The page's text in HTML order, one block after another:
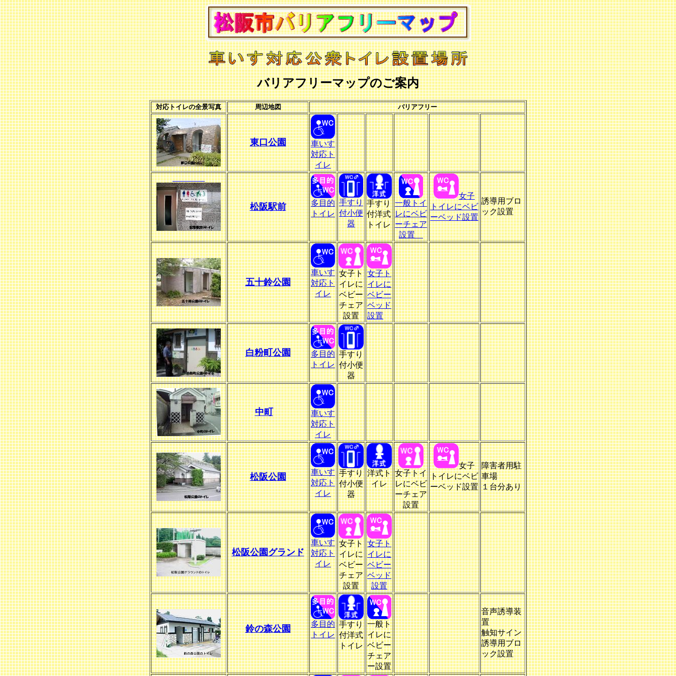
バリアフリーマップのご案内
対応トイレの全景写真 周辺地図 バリアフリー
東口公園
車いす
対応ト
イレ
松阪駅前
多目的
トイレ
手すり
付小便
器
手すり
付洋式
トイレ
一般トイ
レにベビ
ーチェア
設置
女子
トイレにベビ
ーベッド設置
誘導用ブロ
ック設置
五十鈴公園
車いす
対応ト
イレ
女子ト
イレに
ベビー
チェア
設置
女子ト
イレに
ベビー
ベッド
設置
白粉町公園
多目的
トイレ
手すり
付小便
器
中町
車いす
対応ト
イレ
松阪公園
車いす
対応ト
イレ
手すり
付小便
器
洋式ト
イレ
女子トイ
レにベビ
ーチェア
設置
女子
トイレにベビ
ーベッド設置
障害者用駐
車場
１台分あり
松阪公園グランド
車いす
対応ト
イレ
女子ト
イレに
ベビー
チェア
設置
女子ト
イレに
ベビー
ベッド
設置
鈴の森公園
多目的
トイレ
手すり
付洋式
トイレ
一般ト
イレに
ベビー
チェア
ー設置
音声誘導装
置
触知サイン
誘導用ブロ
ック設置